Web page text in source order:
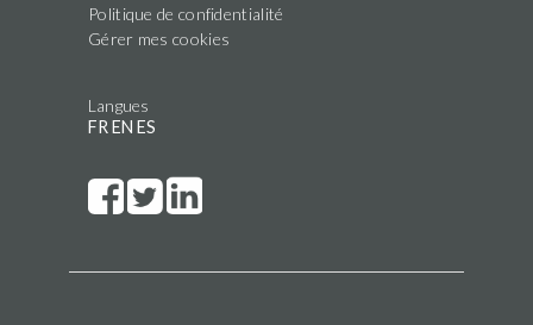
Politique de confidentialité
Gérer mes cookies
Langues
FR EN ES